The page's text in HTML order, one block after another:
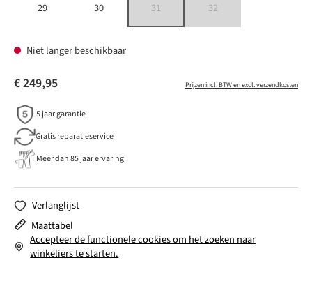
29 30 31 32
Niet langer beschikbaar
€ 249,95 Prijzen incl. BTW en excl. verzendkosten
5 jaar garantie
Gratis reparatieservice
Meer dan 85 jaar ervaring
Verlanglijst
Maattabel
Accepteer de functionele cookies om het zoeken naar
winkeliers te starten.